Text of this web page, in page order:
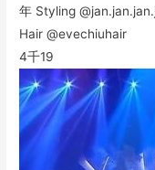
年 Styling
Hair @evechiuhair
4千19